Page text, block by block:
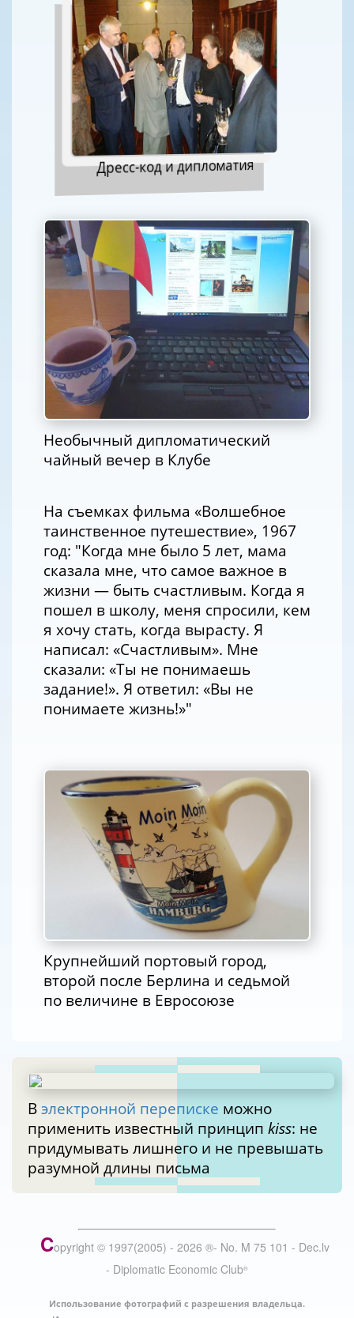
Дресс-код и дипломатия
Необычный дипломатический
чайный вечер в Клубе
На съемках фильма «Волшебное
таинственное путешествие», 1967
год: "Когда мне было 5 лет, мама
сказала мне, что самое важное в
жизни — быть счастливым. Когда я
пошел в школу, меня спросили, кем
я хочу стать, когда вырасту. Я
написал: «Счастливым». Мне
сказали: «Ты не понимаешь
задание!». Я ответил: «Вы не
понимаете жизнь!»"
Крупнейший портовый город,
второй после Берлина и седьмой
по величине в Евросоюзе
В электронной переписке можно
применить известный принцип kiss: не
придумывать лишнего и не превышать
разумной длины письма
Copyright © 1997(2005) - 2026 ®- No. M 75 101 - Dec.lv
- Diplomatic Economic Club®
Использование фотографий с разрешения владельца.